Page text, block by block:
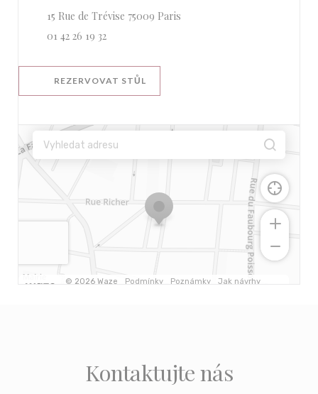
15 Rue de Trévise 75009 Paris
01 42 26 19 32
REZERVOVAT STŮL
Kontaktujte nás